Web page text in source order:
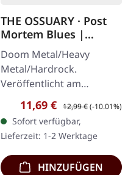
THE OSSUARY · Post
Mortem Blues |
DIGIPAK CD
Doom Metal/Heavy
Metal/Hardrock.
Veröffentlicht am
17.02.2017, auf Supreme
Chaos Records. Limitierte
Erstauflage als Digipak.
Debüt-Album der…
Verkaufspreis:
11,69 € Regulärer Preis:
12,99 €(-10.01%)
Sofort verfügbar,
Lieferzeit: 1-2 Werktage
HINZUFÜGEN